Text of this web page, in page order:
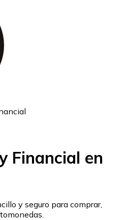
Financial en
y seguro para comprar,